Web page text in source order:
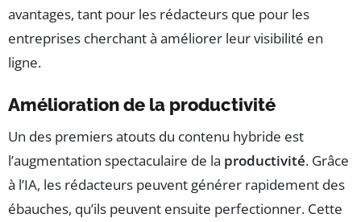
avantages, tant pour les rédacteurs que pour les
entreprises cherchant à améliorer leur visibilité en
ligne.
Amélioration de la productivité
Un des premiers atouts du contenu hybride est
l’augmentation spectaculaire de la productivité. Grâce
à l’IA, les rédacteurs peuvent générer rapidement des
ébauches, qu’ils peuvent ensuite perfectionner. Cette